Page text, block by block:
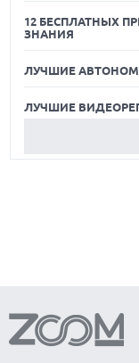
12 БЕСПЛАТНЫХ
ЗНАНИЯ
ЛУЧШИЕ
ЛУЧШИЕ
12 БЕСПЛАТНЫХ